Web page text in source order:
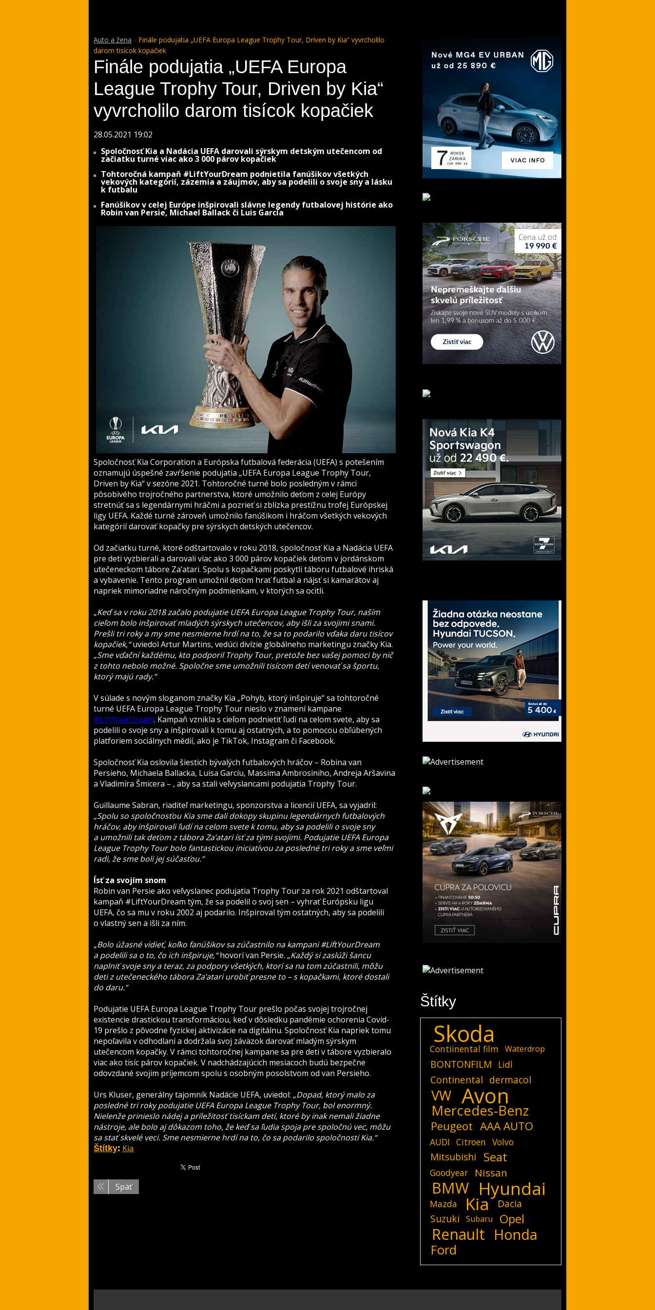
Auto a žena
Finále podujatia „UEFA Europa League Trophy Tour, Driven by Kia“ vyvrcholilo
darom tisícok kopačiek
Finále podujatia „UEFA Europa
League Trophy Tour, Driven by Kia“
vyvrcholilo darom tisícok kopačiek
28.05.2021 19:02
Spoločnosť Kia a Nadácia UEFA darovali sýrskym detským utečencom od
začiatku turné viac ako 3 000 párov kopačiek
Tohtoročná kampaň #LiftYourDream podnietila fanúšikov všetkých
vekových kategórií, zázemia a záujmov, aby sa podelili o svoje sny a lásku
k futbalu
Fanúšikov v celej Európe inšpirovali slávne legendy futbalovej histórie ako
Robin van Persie, Michael Ballack či Luis García
SpoločnosťKia Corporation a Európska futbalová federácia (UEFA) s potešením
oznamujú úspešné zavŕšenie podujatia „UEFA Europa League Trophy Tour,
Driven by Kia“ v sezóne 2021. Tohtoročné turné bolo posledným v rámci
pôsobivého trojročného partnerstva, ktoré umožnilo deťom z celej Európy
stretnúť sa s legendárnymi hráčmi a pozrieť si zblízka prestížnu trofej Európskej
ligy UEFA. Každé turné zároveň umožnilo fanúšikom i hráčom všetkých vekových
kategórií darovať kopačky pre sýrskych detských utečencov.
Od začiatku turné, ktoré odštartovalo v roku 2018, spoločnosť Kia a Nadácia UEFA
pre deti vyzbierali a darovali viac ako 3 000 párov kopačiek deťom v jordánskom
utečeneckom tábore Za’atari. Spolu s kopačkami poskytli táboru futbalové ihriská
a vybavenie. Tento program umožnil deťom hrať futbal a nájsť si kamarátov aj
napriek mimoriadne náročným podmienkam, v ktorých sa ocitli.
„Keď sa v roku 2018 začalo podujatie UEFA Europa League Trophy Tour, naším
cieľom bolo inšpirovať mladých sýrskych utečencov, aby išli za svojimi snami.
Prešli tri roky a my sme nesmierne hrdí na to, že sa to podarilo vďaka daru tisícov
kopačiek,“uviedol Artur Martins, vedúci divízie globálneho marketingu značky Kia.
„Sme vďační každému, kto podporil Trophy Tour, pretože bez vašej pomoci by nič
z tohto nebolo možné. Spoločne sme umožnili tisícom detí venovať sa športu,
ktorý majú rady.“
V súlade s novým sloganom značky Kia „Pohyb, ktorý inšpiruje“ sa tohtoročné
turné UEFA Europa League Trophy Tour nieslo v znamení kampane
#LiftYourDream. Kampaň vznikla s cieľom podnietiť ľudí na celom svete, aby sa
podelili o svoje sny a inšpirovali k tomu aj ostatných, a to pomocou obľúbených
platforiem sociálnych médií, ako je TikTok, Instagram či Facebook.
Spoločnosť Kia oslovila šiestich bývalých futbalových hráčov – Robina van
Persieho, Michaela Ballacka, Luisa Garcíu, Massima Ambrosiniho, Andreja Aršavina
a Vladimíra Šmicera – , aby sa stali veľvyslancami podujatia Trophy Tour.
Guillaume Sabran, riaditeľ marketingu, sponzorstva a licencií UEFA, sa vyjadril:
„Spolu so spoločnosťou Kia sme dali dokopy skupinu legendárnych futbalových
hráčov, aby inšpirovali ľudí na celom svete k tomu, aby sa podelili o svoje sny
a umožnili tak deťom z tábora Za’atari ísť za tými svojimi. Podujatie UEFA Europa
League Trophy Tour bolo fantastickou iniciatívou za posledné tri roky a sme veľmi
radi, že sme boli jej súčasťou.“
Ísť za svojím snom
Robin van Persie ako veľvyslanec podujatia Trophy Tour za rok 2021 odštartoval
kampaň #LiftYourDream tým, že sa podelil o svoj sen – vyhrať Európsku ligu
UEFA, čo sa mu v roku 2002 aj podarilo. Inšpiroval tým ostatných, aby sa podelili
o vlastný sen a išli za ním.
„Bolo úžasné vidieť, koľko fanúšikov sa zúčastnilo na kampani #LiftYourDream
a podelili sa o to, čo ich inšpiruje,“hovorí van Persie. „Každý si zaslúži šancu
naplniť svoje sny a teraz, za podpory všetkých, ktorí sa na tom zúčastnili, môžu
deti z utečeneckého tábora Za’atari urobiť presne to – s kopačkami, ktoré dostali
do daru.“
Podujatie UEFA Europa League Trophy Tour prešlo počas svojej trojročnej
existencie drastickou transformáciou, keď v dôsledku pandémie ochorenia Covid-
19 prešlo z pôvodne fyzickej aktivizácie na digitálnu. Spoločnosť Kia napriek tomu
nepoľavila v odhodlaní a dodržala svoj záväzok darovať mladým sýrskym
utečencom kopačky. V rámci tohtoročnej kampane sa pre deti v tábore vyzbieralo
viac ako tisíc párov kopačiek. V nadchádzajúcich mesiacoch budú bezpečne
odovzdané svojim príjemcom spolu s osobným posolstvom od van Persieho.
Urs Kluser, generálny tajomník Nadácie UEFA, uviedol: „Dopad, ktorý malo za
posledné tri roky podujatie UEFA Europa League Trophy Tour, bol enormný.
Nielenže prinieslo nádej a príležitosť tisíckam detí, ktoré by inak nemali žiadne
nástroje, ale bolo aj dôkazom toho, že keď sa ľudia spoja pre spoločnú vec, môžu
sa stať skvelé veci. Sme nesmierne hrdí na to, čo sa podarilo spoločnosti Kia.“
Štítky: Kia
Späť
Štítky
Skoda
Contiinental film Waterdrop
BONTONFILM Lidl
Continental dermacol
VW Avon
Mercedes-Benz
Peugeot AAA AUTO
AUDI Citroen Volvo
Mitsubishi Seat
Goodyear Nissan
BMW Hyundai
Mazda Kia
Dacia
Suzuki
Subaru Opel
Renault Honda
Ford